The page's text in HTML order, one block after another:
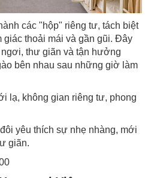
các "hộp" riêng tư, tách biệt
giác thoải mái và gần gũi. Đây
thư giãn và tận hưởng
bên nhau sau những giờ làm
lạ, không gian riêng tư, phong
yêu thích sự nhẹ nhàng, mới
giãn.